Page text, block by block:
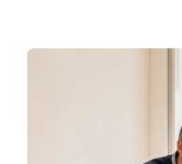
do SNS para
saúde mental
psicologia e
de